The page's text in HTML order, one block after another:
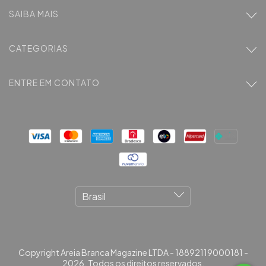
SAIBA MAIS
CATEGORIAS
ENTRE EM CONTATO
Copyright Areia Branca Magazine LTDA - 18892119000181 -
2026. Todos os direitos reservados.